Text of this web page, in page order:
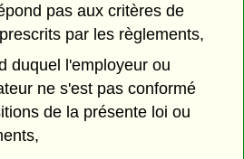
pas aux critères de
par les règlements,
duquel l'employeur ou
ne s'est pas conformé
de la présente loi ou